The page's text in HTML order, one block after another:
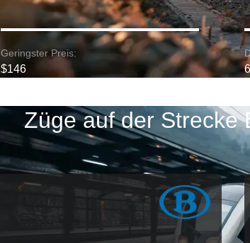
Geringster Preis:
$146 6
Züge auf der Strecke